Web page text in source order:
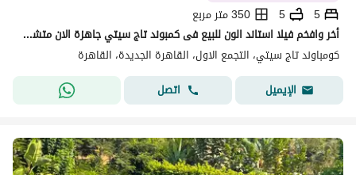
5
5
350 متر مربع
أخر وافخم فيلا استاند الون للبيع فى كمبوند تاج سيتي جاهزة الان متشطبة بالكامل بالتكيفات مساحات كبيرة بخصم على الكاش يصل الى 35%
كومباوند تاج سيتي، التجمع الاول، القاهرة الجديدة، القاهرة
الإيميل
اتصل